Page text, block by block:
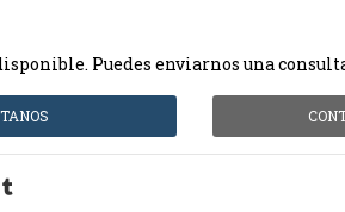
Puedes enviarnos una